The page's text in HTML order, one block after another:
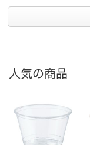
人気の商品